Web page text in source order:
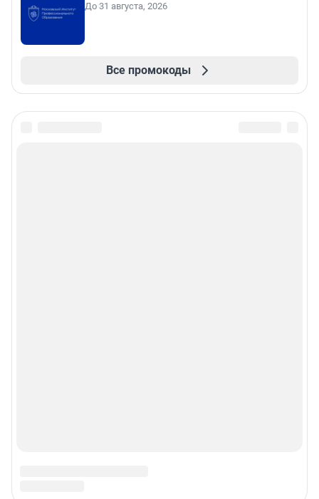
До 31 августа, 2026
Все промокоды